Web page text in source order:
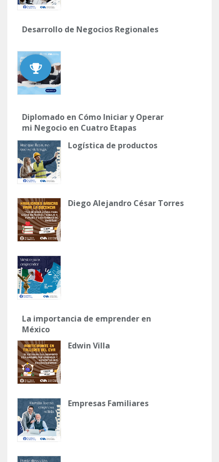
Desarrollo de Negocios Regionales
Diplomado en Cómo Iniciar y Operar
mi Negocio en Cuatro Etapas
Logística de productos
Diego Alejandro César Torres
La importancia de emprender en
México
Edwin Villa
Empresas Familiares